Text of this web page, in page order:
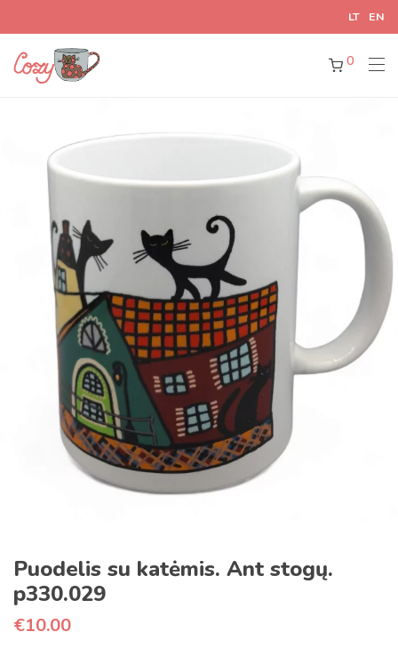
EN
LT
0
Puodelis su katėmis. Ant stogų.
p330.029
€10.00